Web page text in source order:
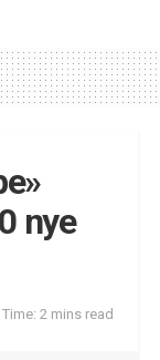
nye
2 mins read